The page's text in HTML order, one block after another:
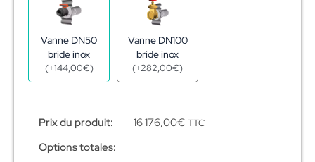
Vanne DN50
bride inox
(+144,00€)
Vanne DN100
bride inox
(+282,00€)
Prix du produit: 16 176,00€ TTC
Options totales: